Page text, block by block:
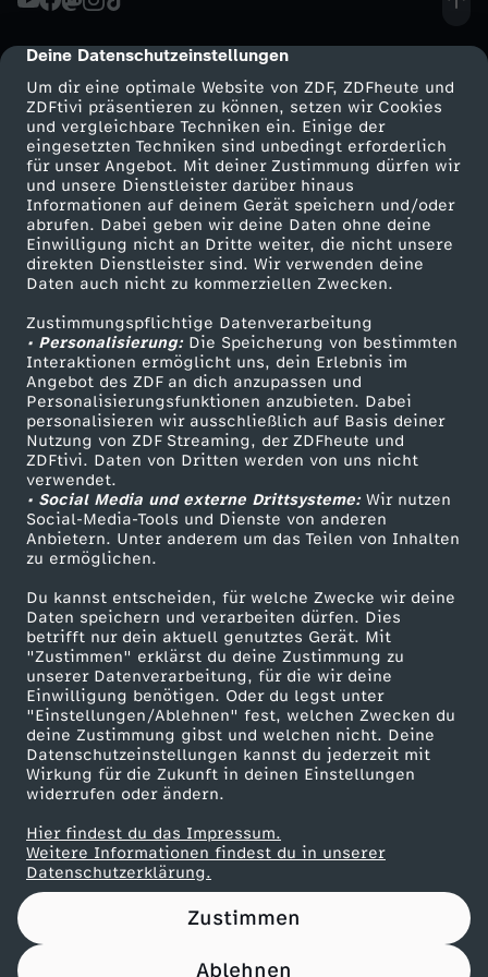
cmp-dialog-description
Deine Datenschutzeinstellungen
Um dir eine optimale Website von ZDF, ZDFheute und
ZDFtivi präsentieren zu können, setzen wir Cookies
und vergleichbare Techniken ein. Einige der
eingesetzten Techniken sind unbedingt erforderlich
für unser Angebot. Mit deiner Zustimmung dürfen wir
und unsere Dienstleister darüber hinaus
Informationen auf deinem Gerät speichern und/oder
abrufen. Dabei geben wir deine Daten ohne deine
Einwilligung nicht an Dritte weiter, die nicht unsere
direkten Dienstleister sind. Wir verwenden deine
Daten auch nicht zu kommerziellen Zwecken.
Zustimmungspflichtige Datenverarbeitung
• Personalisierung:Die Speicherung von bestimmten
Interaktionen ermöglicht uns, dein Erlebnis im
Angebot des ZDF an dich anzupassen und
Personalisierungsfunktionen anzubieten. Dabei
personalisieren wir ausschließlich auf Basis deiner
Nutzung von ZDF Streaming, der ZDFheute und
ZDFtivi. Daten von Dritten werden von uns nicht
verwendet.
• Social Media und externe Drittsysteme:Wir nutzen
Social-Media-Tools und Dienste von anderen
Anbietern. Unter anderem um das Teilen von Inhalten
zu ermöglichen.
Du kannst entscheiden, für welche Zwecke wir deine
Daten speichern und verarbeiten dürfen. Dies
betrifft nur dein aktuell genutztes Gerät. Mit
"Zustimmen" erklärst du deine Zustimmung zu
unserer Datenverarbeitung, für die wir deine
Einwilligung benötigen. Oder du legst unter
"Einstellungen/Ablehnen" fest, welchen Zwecken du
deine Zustimmung gibst und welchen nicht. Deine
Datenschutzeinstellungen kannst du jederzeit mit
Wirkung für die Zukunft in deinen Einstellungen
widerrufen oder ändern.
Hier findest du das Impressum.
Weitere Informationen findest du in unserer
Datenschutzerklärung.
Zustimmen
Ablehnen
ed
p
u
n
k
t
e
n
i
m
Z
D
F
e
x
t
!
t
b
a
r
o
m
e
t
e
r
s
c
h
l
a
n
d
,
w
a
u
m
b
i
s
t
i
t
i
X
d
e
B
ü
n
d
n
i
s
W
a
g
e
n
n
e
c
e
i
m
P
a
r
l
a
m
e
n
t
d
e
C
D
U
l
z
e
i
t
!
W
a
h
l
z
e
i
t
!
E
i
-
S
o
m
m
e
r
i
n
t
e
r
v
i
e
w
s
n
,
w
e
n
n
i
c
h
j
e
t
z
t
?
s
n
u
n
,
.
.
.
?
o
b
e
r
f
e
s
t
-
D
a
s
g
r
ö
ß
t
Mehr ZDF
ZDF-Apps
Smart TV
ZDFtext
Livestreams
Sendungen A-Z
TV-Programm
Service
ZDFmitreden
Kontakt zum ZDF
Tickets
Zuschauerservice
Hilfe
ZDF Unternehmen
Karriere
ZDF goes Schule
Werbefernsehen
Mainzelmännchen
Partner